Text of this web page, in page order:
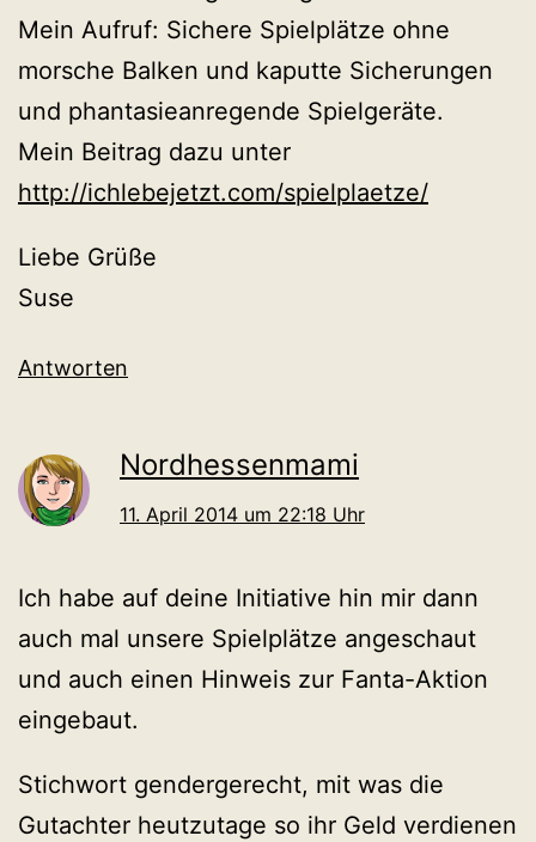
Mein Aufruf: Sichere Spielplätze ohne
morsche Balken und kaputte Sicherungen
und phantasieanregende Spielgeräte.
Mein Beitrag dazu unter
http://ichlebejetzt.com/spielplaetze/
Liebe Grüße
Suse
Antworten
Nordhessenmami
11. April 2014 um 22:18 Uhr
Ich habe auf deine Initiative hin mir dann
auch mal unsere Spielplätze angeschaut
und auch einen Hinweis zur Fanta-Aktion
eingebaut.
Stichwort gendergerecht, mit was die
Gutachter heutzutage so ihr Geld verdienen